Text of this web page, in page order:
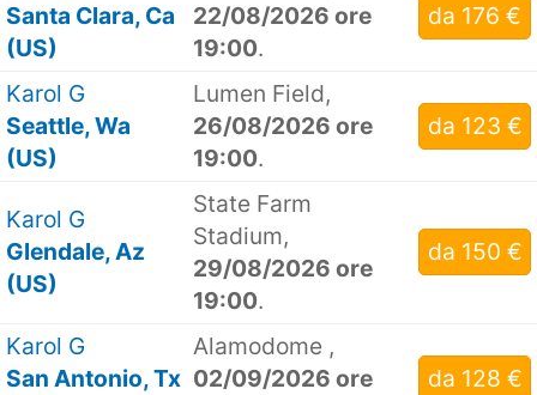
Santa Clara, Ca
(US)
22/08/2026 ore
19:00.
da 176 €
Karol G
Seattle, Wa
(US)
Lumen Field,
26/08/2026 ore
19:00.
da 123 €
Karol G
Glendale, Az
(US)
State Farm
Stadium,
29/08/2026 ore
19:00.
da 150 €
Karol G
San Antonio, Tx
Alamodome ,
02/09/2026 ore
da 128 €